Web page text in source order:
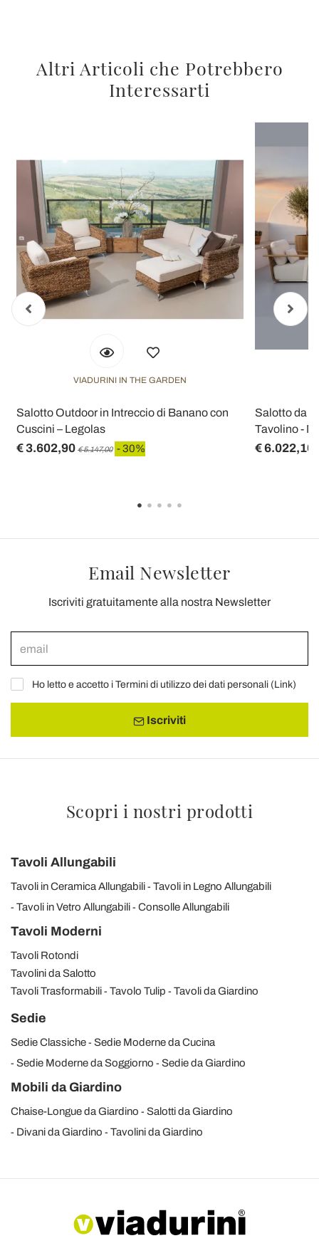
Altri Articoli che Potrebbero
Interessarti
VIADURINI IN THE GARDEN
Salotto Outdoor in Intreccio di Banano con
Cuscini – Legolas
€ 3.602,90 € 5.147,00 - 30%
Salotto da
Tavolino -
€ 6.022,10
Email Newsletter
Iscriviti gratuitamente alla nostra Newsletter
Ho letto e accetto i Termini di utilizzo dei dati personali (Link)
Iscriviti
Scopri i nostri prodotti
Tavoli Allungabili
Tavoli in Ceramica Allungabili
Tavoli in Legno Allungabili
Tavoli in Vetro Allungabili
Consolle Allungabili
Tavoli Moderni
Tavoli Rotondi
Tavolini da Salotto
Tavoli Trasformabili
Tavolo Tulip Tavoli da Giardino
Sedie
Sedie Classiche
Sedie Moderne da Cucina
Sedie Moderne da Soggiorno
Sedie da Giardino
Mobili da Giardino
Chaise-Longue da Giardino
Salotti da Giardino
Divani da Giardino
Tavolini da Giardino